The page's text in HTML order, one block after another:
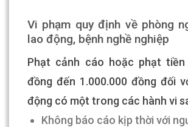
Vi phạm quy định về phòng
lao động, bệnh nghề nghiệp
Phạt cảnh cáo hoặc phạt
đồng đến 1.000.000 đồng đối
động có một trong các hành vi
Không báo cáo kịp thời với